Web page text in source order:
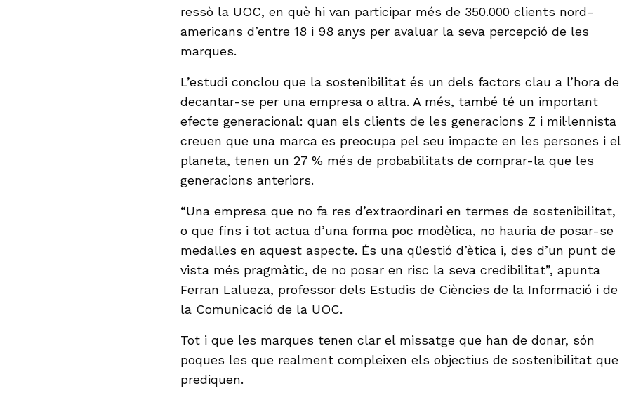
ressò la UOC, en què hi van participar més de 350.000 clients nord-
americans d’entre 18 i 98 anys per avaluar la seva percepció de les
marques.
L’estudi conclou que la sostenibilitat és un dels factors clau a l’hora de
decantar-se per una empresa o altra. A més, també té un important
efecte generacional: quan els clients de les generacions Z i mil·lennista
creuen que una marca es preocupa pel seu impacte en les persones i el
planeta, tenen un 27 % més de probabilitats de comprar-la que les
generacions anteriors.
“Una empresa que no fa res d’extraordinari en termes de sostenibilitat,
o que fins i tot actua d’una forma poc modèlica, no hauria de posar-se
medalles en aquest aspecte. És una qüestió d’ètica i, des d’un punt de
vista més pragmàtic, de no posar en risc la seva credibilitat”, apunta
Ferran Lalueza, professor dels Estudis de Ciències de la Informació i de
la Comunicació de la UOC.
Tot i que les marques tenen clar el missatge que han de donar, són
poques les que realment compleixen els objectius de sostenibilitat que
prediquen.